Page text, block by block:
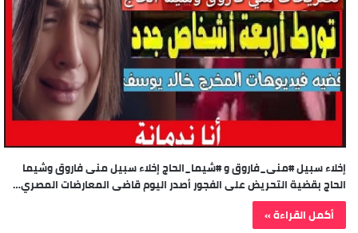
إخلاء سبيل #منى_فاروق و #شيما_الحاج إخلاء سبيل منى فاروق وشيما
الحاج بقضية التحريض على الفجور أصدر اليوم قاضى المعارضات المصري…
أكمل القراءة »